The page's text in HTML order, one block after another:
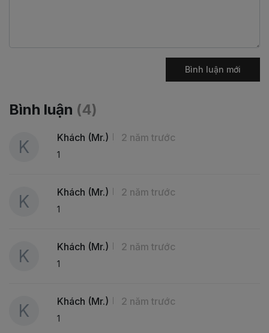
Bình luận mới
Bình luận 4
Khách (Mr.) 2 năm trước
1
Khách (Mr.) 2 năm trước
1
Khách (Mr.) 2 năm trước
1
Khách (Mr.) 2 năm trước
1